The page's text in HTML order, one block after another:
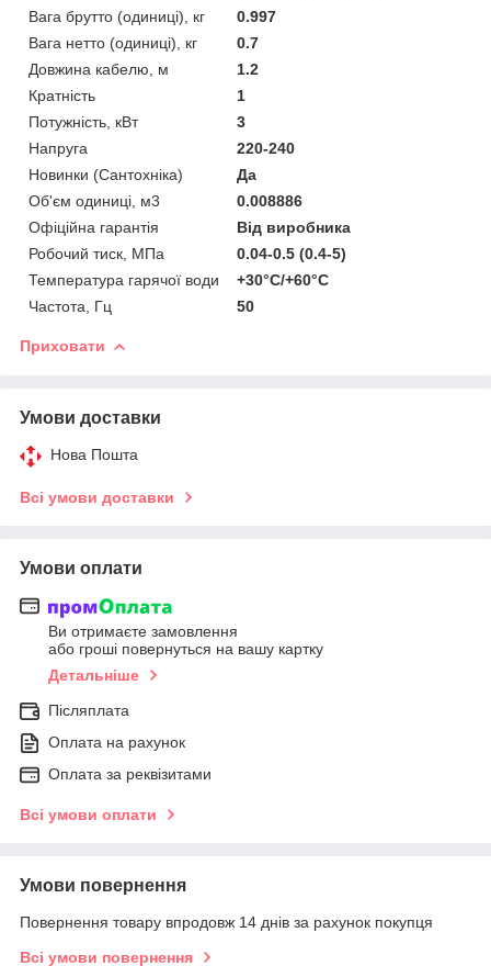
Вага брутто (одиниці), кг
0.997
Вага нетто (одиниці), кг
0.7
Довжина кабелю, м
1.2
Кратність
1
Потужність, кВт
3
Напруга
220-240
Новинки (Сантохніка)
Да
Об'єм одиниці, м3
0.008886
Офіційна гарантія
Від виробника
Робочий тиск, МПа
0.04-0.5 (0.4-5)
Температура гарячої води
+30°С/+60°С
Частота, Гц
50
Приховати
Умови доставки
Нова Пошта
Всі умови доставки
Умови оплати
Ви отримаєте замовлення
або гроші повернуться на вашу картку
Детальніше
Післяплата
Оплата на рахунок
Оплата за реквізитами
Всі умови оплати
Умови повернення
Повернення товару впродовж 14 днів за рахунок покупця
Всі умови повернення